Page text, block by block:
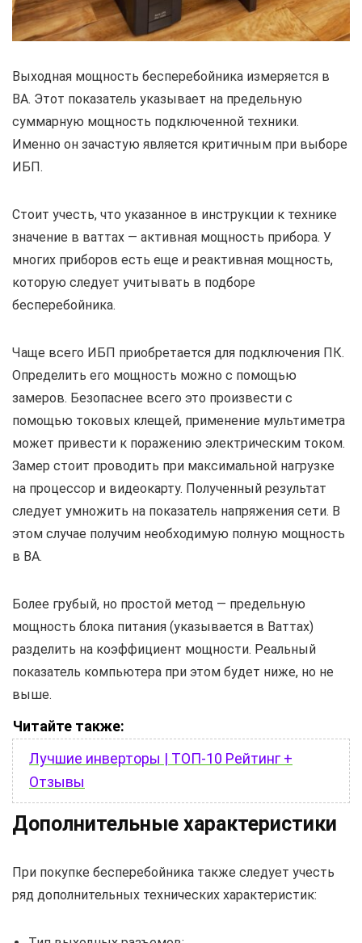
Выходная мощность бесперебойника измеряется в
ВА. Этот показатель указывает на предельную
суммарную мощность подключенной техники.
Именно он зачастую является критичным при выборе
ИБП.
Стоит учесть, что указанное в инструкции к технике
значение в ваттах — активная мощность прибора. У
многих приборов есть еще и реактивная мощность,
которую следует учитывать в подборе
бесперебойника.
Чаще всего ИБП приобретается для подключения ПК.
Определить его мощность можно с помощью
замеров. Безопаснее всего это произвести с
помощью токовых клещей, применение мультиметра
может привести к поражению электрическим током.
Замер стоит проводить при максимальной нагрузке
на процессор и видеокарту. Полученный результат
следует умножить на показатель напряжения сети. В
этом случае получим необходимую полную мощность
в ВА.
Более грубый, но простой метод — предельную
мощность блока питания (указывается в Ваттах)
разделить на коэффициент мощности. Реальный
показатель компьютера при этом будет ниже, но не
выше.
Читайте также:
Лучшие инверторы | ТОП-10 Рейтинг +
Отзывы
Дополнительные характеристики
При покупке бесперебойника также следует учесть
ряд дополнительных технических характеристик: